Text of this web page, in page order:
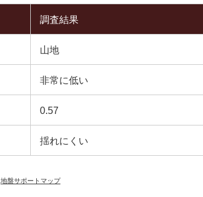
調査結果
山地
非常に低い
0.57
揺れにくい
地盤サポートマップ